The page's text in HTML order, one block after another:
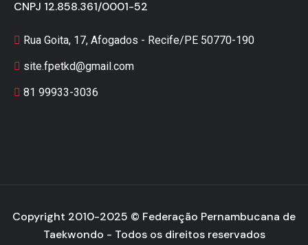
CNPJ 12.858.361/0001-52
Rua Goita, 17, Afogados - Recife/PE 50770-190
site.fpetkd@gmail.com
81 99933-3036
Copyright 2010-2025 © Federação Pernambucana de
Taekwondo - Todos os direitos reservados